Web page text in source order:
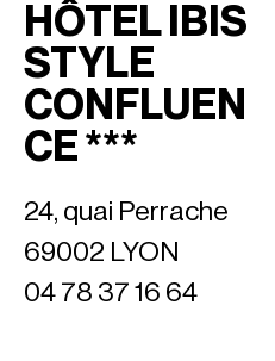
HÔTEL IBIS
STYLE
CONFLUEN
CE ***
24, quai Perrache
69002 LYON
04 78 37 16 64